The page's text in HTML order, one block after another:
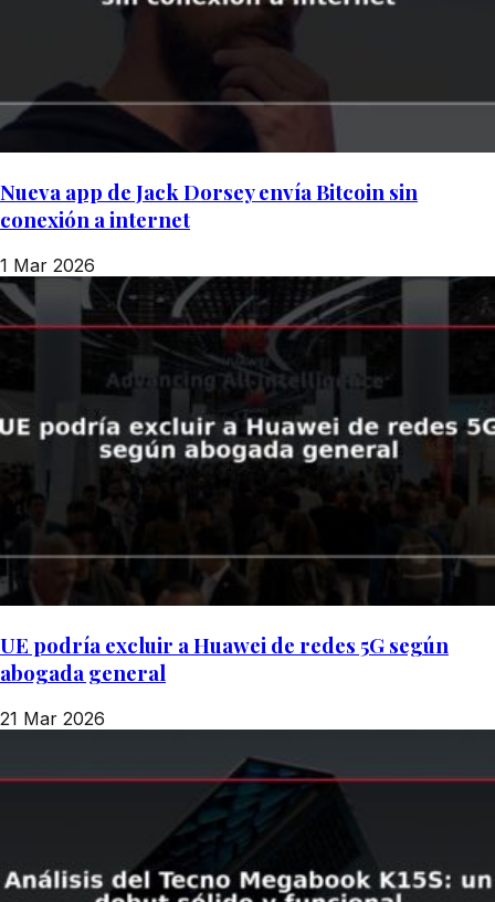
Nueva app de Jack Dorsey envía Bitcoin sin
conexión a internet
1 Mar 2026
UE podría excluir a Huawei de redes 5G según
abogada general
21 Mar 2026